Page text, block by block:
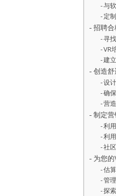
与
定
招聘
寻
VR
建
创造
设
确
营
制定
利
利
社
为您
估
管
探